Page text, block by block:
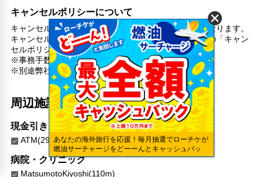
コインランドリー
チェックイン/チェックアウト（プライベート）
リネン・衣類の湯洗い
キャッシュレス支払いサービス
キャンセルポリシーについて
キャンセル料（取消料）は宿泊施設・プランにより異なります。
キャンセルの無料期間やキャンセル料率は、各プランの「キャン
セルポリシー」で必ずご確認ください。
※事務手数料はご返金致しかねます。
※別途弊社規定の取消手数料がかかります。
周辺施設
現金引き出し
ATM(290m)
病院・クリニック
MatsumotoKiyoshi(110m)
あなたの海外旅行を応援！毎月抽選でローチケが
燃油サーチャージをどーーんとキャッシュバッ
ク！